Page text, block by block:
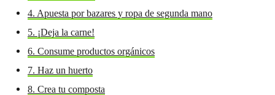
4. Apuesta por bazares y ropa de segunda mano
5. ¡Deja la carne!
6. Consume productos orgánicos
7. Haz un huerto
8. Crea tu composta